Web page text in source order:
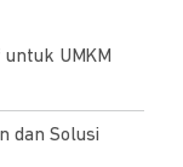
UMKM
dan Solusi